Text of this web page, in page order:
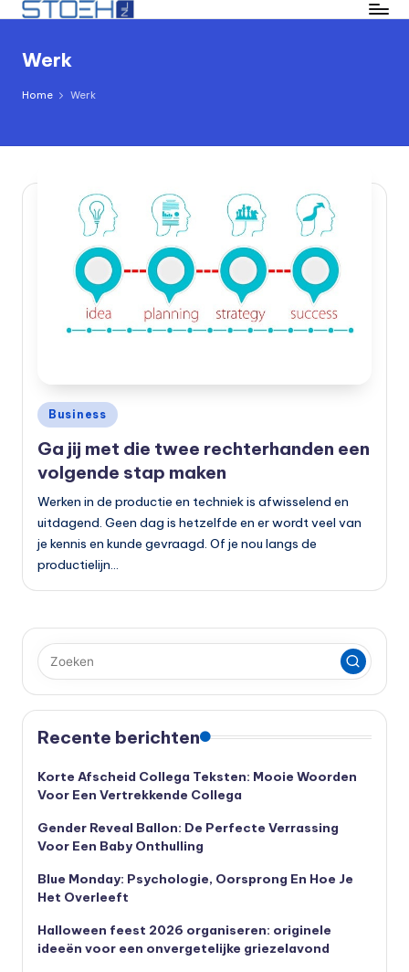
naar
inhoud
Werk
Home Werk
Geplaatst
in
Business
Ga jij met die twee rechterhanden een
volgende stap maken
Werken in de productie en techniek is afwisselend en
uitdagend. Geen dag is hetzelfde en er wordt veel van
je kennis en kunde gevraagd. Of je nou langs de
productielijn…
Recente berichten
Korte Afscheid Collega Teksten: Mooie Woorden
Voor Een Vertrekkende Collega
Gender Reveal Ballon: De Perfecte Verrassing
Voor Een Baby Onthulling
Blue Monday: Psychologie, Oorsprong En Hoe Je
Het Overleeft
Halloween feest 2026 organiseren: originele
ideeën voor een onvergetelijke griezelavond